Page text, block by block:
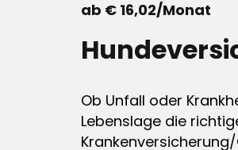
ab € 16,02/Monat
Ob Unfall oder
Lebenslage die